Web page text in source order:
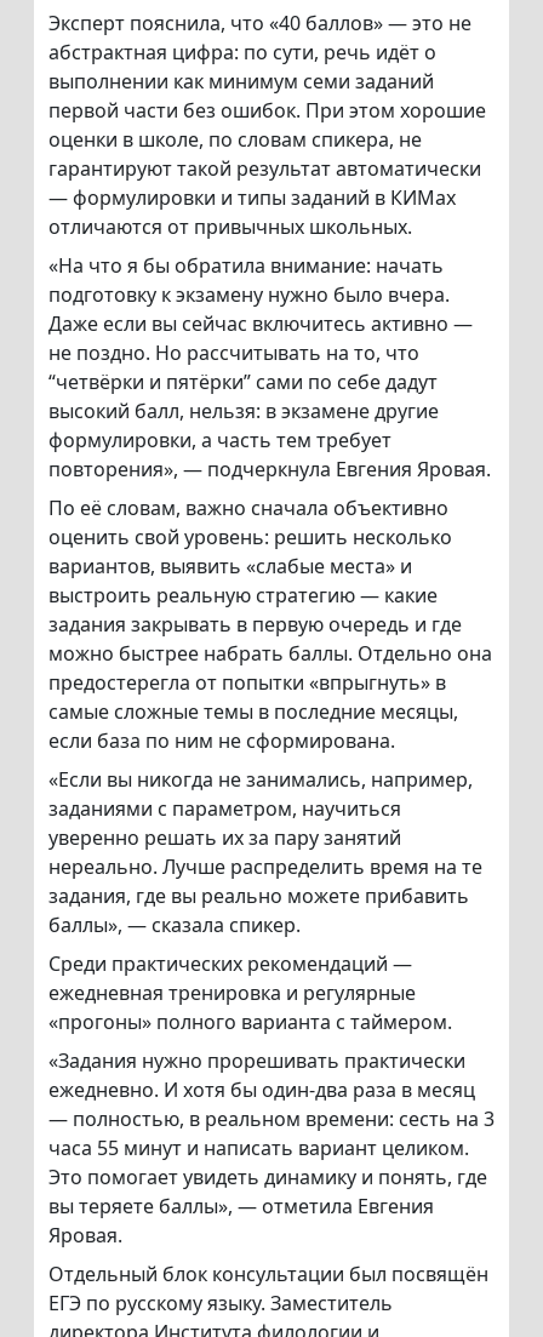
Эксперт пояснила, что «40 баллов» — это не
абстрактная цифра: по сути, речь идёт о
выполнении как минимум семи заданий
первой части без ошибок. При этом хорошие
оценки в школе, по словам спикера, не
гарантируют такой результат автоматически
— формулировки и типы заданий в КИМах
отличаются от привычных школьных.
«На что я бы обратила внимание: начать
подготовку к экзамену нужно было вчера.
Даже если вы сейчас включитесь активно —
не поздно. Но рассчитывать на то, что
“четвёрки и пятёрки” сами по себе дадут
высокий балл, нельзя: в экзамене другие
формулировки, а часть тем требует
повторения», — подчеркнула Евгения Яровая.
По её словам, важно сначала объективно
оценить свой уровень: решить несколько
вариантов, выявить «слабые места» и
выстроить реальную стратегию — какие
задания закрывать в первую очередь и где
можно быстрее набрать баллы. Отдельно она
предостерегла от попытки «впрыгнуть» в
самые сложные темы в последние месяцы,
если база по ним не сформирована.
«Если вы никогда не занимались, например,
заданиями с параметром, научиться
уверенно решать их за пару занятий
нереально. Лучше распределить время на те
задания, где вы реально можете прибавить
баллы», — сказала спикер.
Среди практических рекомендаций —
ежедневная тренировка и регулярные
«прогоны» полного варианта с таймером.
«Задания нужно прорешивать практически
ежедневно. И хотя бы один-два раза в месяц
— полностью, в реальном времени: сесть на 3
часа 55 минут и написать вариант целиком.
Это помогает увидеть динамику и понять, где
вы теряете баллы», — отметила Евгения
Яровая.
Отдельный блок консультации был посвящён
ЕГЭ по русскому языку. Заместитель